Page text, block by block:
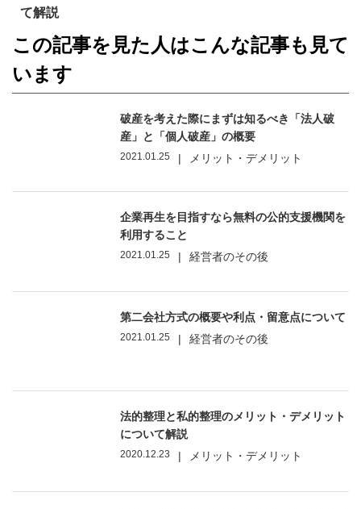
て解説
この記事を見た人はこんな記事も見て
います
破産を考えた際にまずは知るべき「法人破
産」と「個人破産」の概要
2021.01.25 | メリット・デメリット
企業再生を目指すなら無料の公的支援機関を
利用すること
2021.01.25 | 経営者のその後
第二会社方式の概要や利点・留意点について
2021.01.25 | 経営者のその後
法的整理と私的整理のメリット・デメリット
について解説
2020.12.23 | メリット・デメリット